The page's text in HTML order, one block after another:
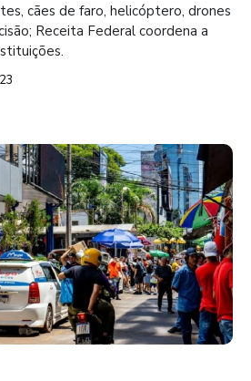
cães de faro, helicóptero, drones
Receita Federal coordena a